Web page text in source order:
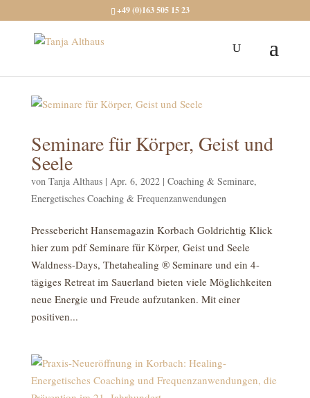
+49 (0)163 505 15 23
Seminare für Körper, Geist und
Seele
von Tanja Althaus| Apr. 6, 2022| Coaching & Seminare,
Energetisches Coaching & Frequenzanwendungen
Pressebericht Hansemagazin Korbach Goldrichtig Klick
hier zum pdf Seminare für Körper, Geist und Seele
Waldness-Days, Thetahealing ® Seminare und ein 4-
tägiges Retreat im Sauerland bieten viele Möglichkeiten
neue Energie und Freude aufzutanken. Mit einer
positiven...